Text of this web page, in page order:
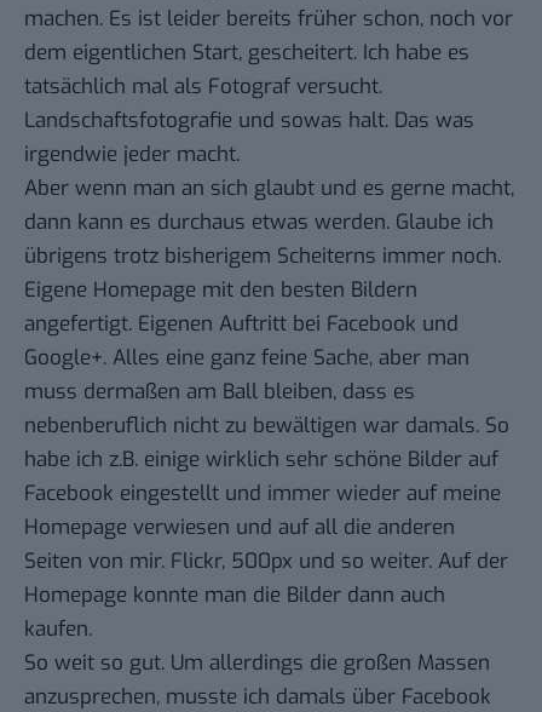
machen. Es ist leider bereits früher schon, noch vor
dem eigentlichen Start, gescheitert. Ich habe es
tatsächlich mal als Fotograf versucht.
Landschaftsfotografie und sowas halt. Das was
irgendwie jeder macht.
Aber wenn man an sich glaubt und es gerne macht,
dann kann es durchaus etwas werden. Glaube ich
übrigens trotz bisherigem Scheiterns immer noch.
Eigene Homepage mit den besten Bildern
angefertigt. Eigenen Auftritt bei Facebook und
Google+. Alles eine ganz feine Sache, aber man
muss dermaßen am Ball bleiben, dass es
nebenberuflich nicht zu bewältigen war damals. So
habe ich z.B. einige wirklich sehr schöne Bilder auf
Facebook eingestellt und immer wieder auf meine
Homepage verwiesen und auf all die anderen
Seiten von mir. Flickr, 500px und so weiter. Auf der
Homepage konnte man die Bilder dann auch
kaufen.
So weit so gut. Um allerdings die großen Massen
anzusprechen, musste ich damals über Facebook